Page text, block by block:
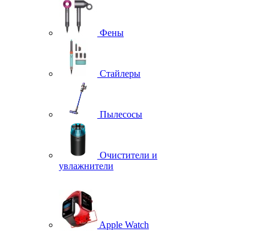
Фены
Стайлеры
Пылесосы
Очистители и
увлажнители
Apple Watch